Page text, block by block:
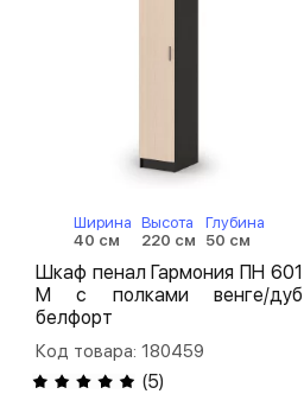
Ширина
40 см
Высота
220 см
Глубина
50 см
Шкаф пенал Гармония ПН 601
М с полками венге/дуб
белфорт
Код товара: 180459
(5)